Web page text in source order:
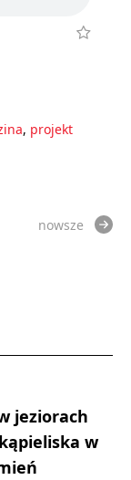
, projekt
nowsze
jeziorach
w